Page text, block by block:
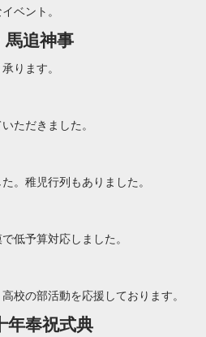
ベント。
馬追神事
ります。
ただきました。
。稚児行列もありました。
低予算対応しました。
校の部活動を応援しております。
年奉祝式典